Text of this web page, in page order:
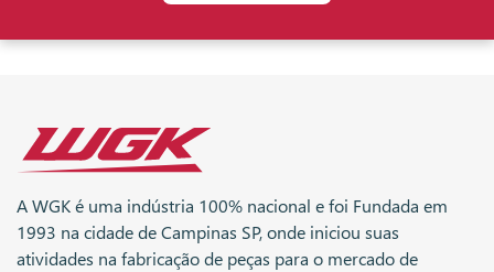
A WGK é uma indústria 100% nacional e foi Fundada em
1993 na cidade de Campinas SP, onde iniciou suas
atividades na fabricação de peças para o mercado de